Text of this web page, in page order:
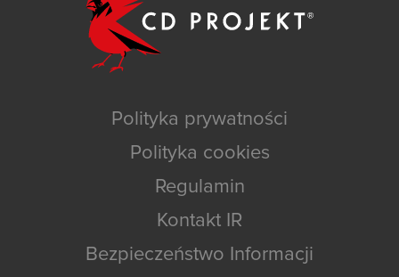
Polityka prywatności
Polityka cookies
Regulamin
Kontakt IR
Bezpieczeństwo Informacji